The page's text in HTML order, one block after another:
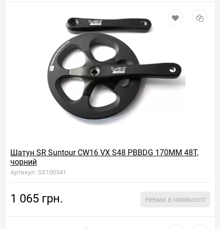
Шатун SR Suntour CW16 VX S48 PBBDG 170MM 48T,
чорний
Артикул: SS100341
1 065 грн. Немає в наявності